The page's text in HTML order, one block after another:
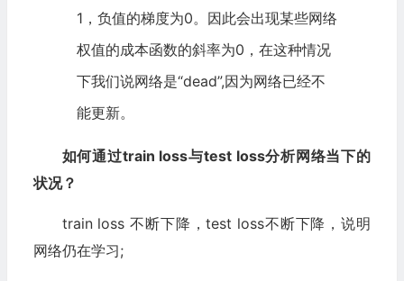
1，负值的梯度为0。因此会出现某些网络
权值的成本函数的斜率为0，在这种情况
下我们说网络是“dead”,因为网络已经不
能更新。
如何通过train loss与test loss分析网络当下的
状况？
train loss 不断下降，test loss不断下降，说明
网络仍在学习;